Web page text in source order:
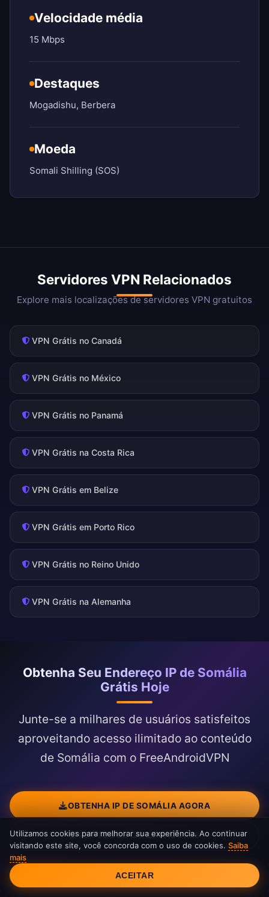
Velocidade média
15 Mbps
Destaques
Mogadishu, Berbera
Moeda
Somali Shilling (SOS)
Servidores VPN Relacionados
Explore mais localizações de servidores VPN gratuitos
VPN Grátis no Canadá
VPN Grátis no México
VPN Grátis no Panamá
VPN Grátis na Costa Rica
VPN Grátis em Belize
VPN Grátis em Porto Rico
VPN Grátis no Reino Unido
VPN Grátis na Alemanha
Obtenha Seu Endereço IP de Somália
Grátis Hoje
Junte-se a milhares de usuários satisfeitos
aproveitando acesso ilimitado ao conteúdo
de Somália com o FreeAndroidVPN
OBTENHA IP DE SOMÁLIA AGORA
VER TODOS OS SERVIDORES
Consentimento de Cookies
Utilizamos cookies para melhorar sua experiência. Ao continuar
visitando este site, você concorda com o uso de cookies. Saiba
mais
ACEITAR